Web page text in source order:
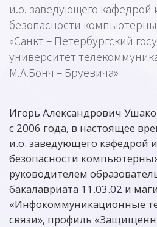
и.о. заведующего
безопасности
«Санкт – Петербургский
университет
М.А.Бонч – Бруевича»
Игорь Александрович
с 2006 года, в настоящее
и.о. заведующего кафедрой
безопасности
руководителем
бакалавриата 11.03.02 и
«Инфокоммуникационные
связи», профиль